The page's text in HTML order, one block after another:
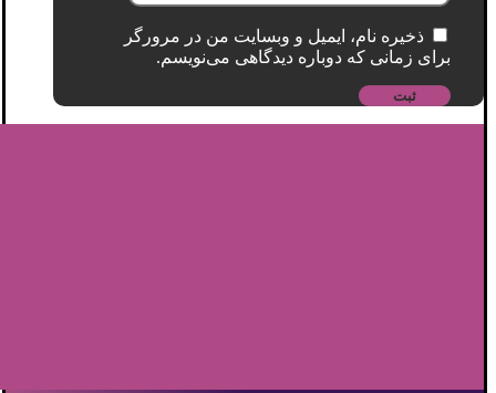
ذخیره نام، ایمیل و وبسایت من در مرورگر
برای زمانی که دوباره دیدگاهی می‌نویسم.